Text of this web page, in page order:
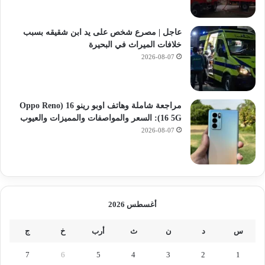
عاجل | مصرع شخص على يد ابن شقيقه بسبب
خلافات الميراث في البحيرة
2026-08-07
مراجعة شاملة وهاتف اوبو رينو 16 (Oppo Reno
16 5G): السعر والمواصفات والمميزات والعيوب
2026-08-07
أغسطس 2026
س د ن ث أرب خ ج
1
2
3
4
5
6
7